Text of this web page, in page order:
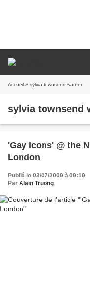
Accueil » sylvia townsend warner
sylvia townsend
'Gay Icons' @ the
London
Publié le 03/07/2009 à 09:19
Par Alain Truong